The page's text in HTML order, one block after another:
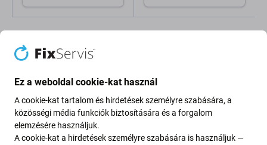
Leírás és specifikáció Minőség Szállítás és visszaküldés
Ez a weboldal cookie-kat használ
A cookie-kat tartalom és hirdetések személyre szabására, a
közösségi média funkciók biztosítására és a forgalom
elemzésére használjuk.
A cookie-kat a hirdetések személyre szabására is használjuk —